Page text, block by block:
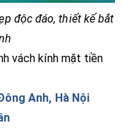
độc đáo, thiết kế bắt
vách kính mặt tiền
Anh, Hà Nội